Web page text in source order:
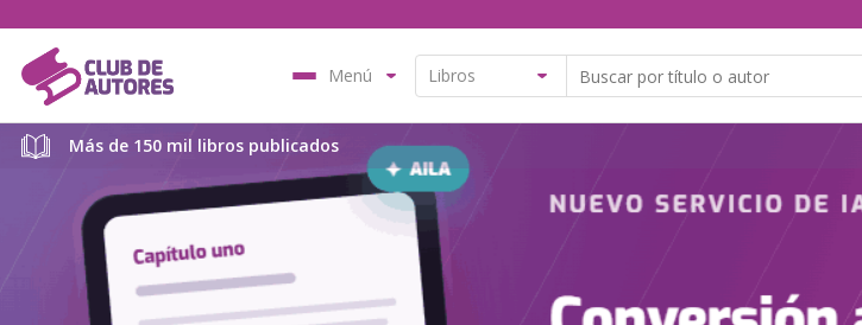
Menú
Más de 150 mil libros publicados